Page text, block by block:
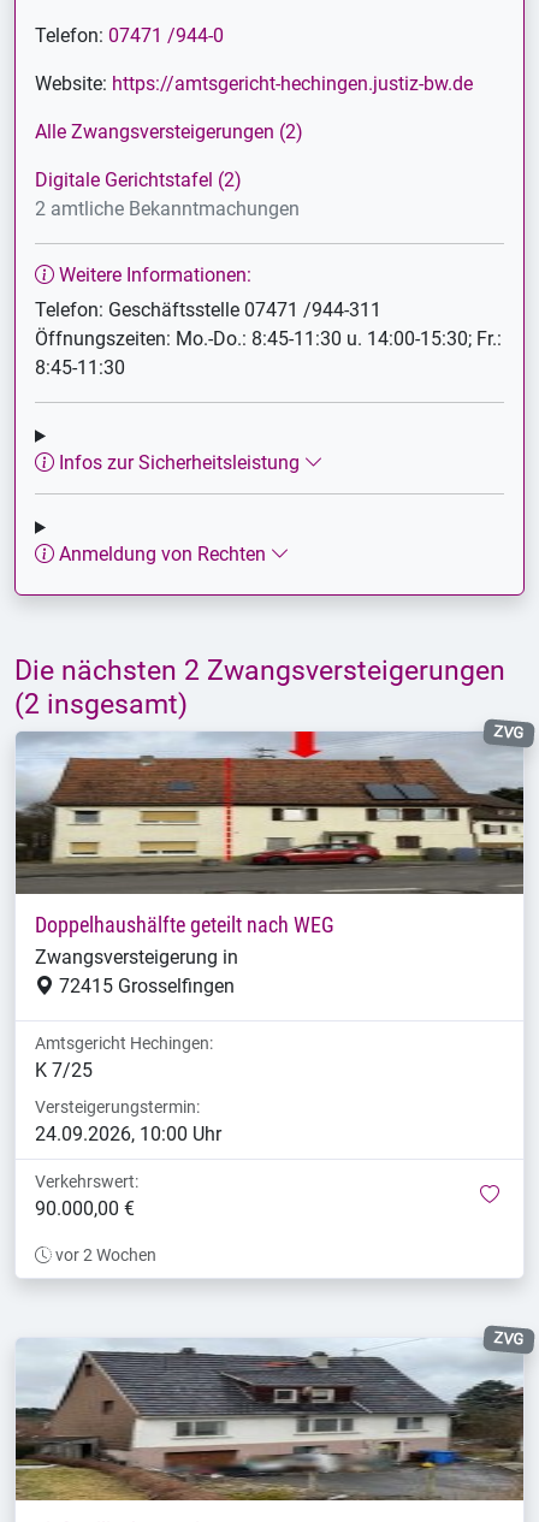
Die nächsten 2 Zwangsversteigerungen
(2 insgesamt)
ZVG
Doppelhaushälfte geteilt nach WEG
Zwangsversteigerung in
72415 Grosselfingen
Amtsgericht Hechingen:
K 7/25
Versteigerungstermin:
24.09.2026, 10:00 Uhr
Verkehrswert:
90.000,00 €
vor 2 Wochen
ZVG
Telefon: 07471 /944-0
Website: https://amtsgericht-hechingen.justiz-bw.de
Alle Zwangsversteigerungen (2)
Digitale Gerichtstafel (2)
2 amtliche Bekanntmachungen
Weitere Informationen:
Telefon: Geschäftsstelle 07471 /944-311
Öffnungszeiten: Mo.-Do.: 8:45-11:30 u. 14:00-15:30; Fr.:
8:45-11:30
Infos zur Sicherheitsleistung
Anmeldung von Rechten